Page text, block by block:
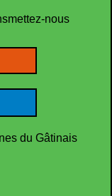
nous
du Gâtinais